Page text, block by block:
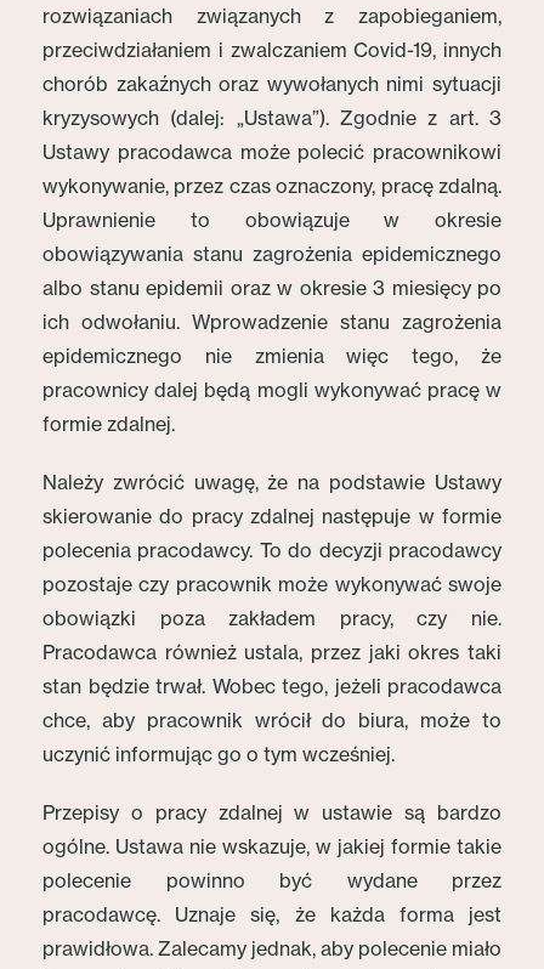
rozwiązaniach związanych z zapobieganiem,
przeciwdziałaniem i zwalczaniem Covid-19, innych
chorób zakaźnych oraz wywołanych nimi sytuacji
kryzysowych (dalej: „Ustawa”). Zgodnie z art. 3
Ustawy pracodawca może polecić pracownikowi
wykonywanie, przez czas oznaczony, pracę zdalną.
Uprawnienie to obowiązuje w okresie
obowiązywania stanu zagrożenia epidemicznego
albo stanu epidemii oraz w okresie 3 miesięcy po
ich odwołaniu. Wprowadzenie stanu zagrożenia
epidemicznego nie zmienia więc tego, że
pracownicy dalej będą mogli wykonywać pracę w
formie zdalnej.
Należy zwrócić uwagę, że na podstawie Ustawy
skierowanie do pracy zdalnej następuje w formie
polecenia pracodawcy. To do decyzji pracodawcy
pozostaje czy pracownik może wykonywać swoje
obowiązki poza zakładem pracy, czy nie.
Pracodawca również ustala, przez jaki okres taki
stan będzie trwał. Wobec tego, jeżeli pracodawca
chce, aby pracownik wrócił do biura, może to
uczynić informując go o tym wcześniej.
Przepisy o pracy zdalnej w ustawie są bardzo
ogólne. Ustawa nie wskazuje, w jakiej formie takie
polecenie powinno być wydane przez
pracodawcę. Uznaje się, że każda forma jest
prawidłowa. Zalecamy jednak, aby polecenie miało